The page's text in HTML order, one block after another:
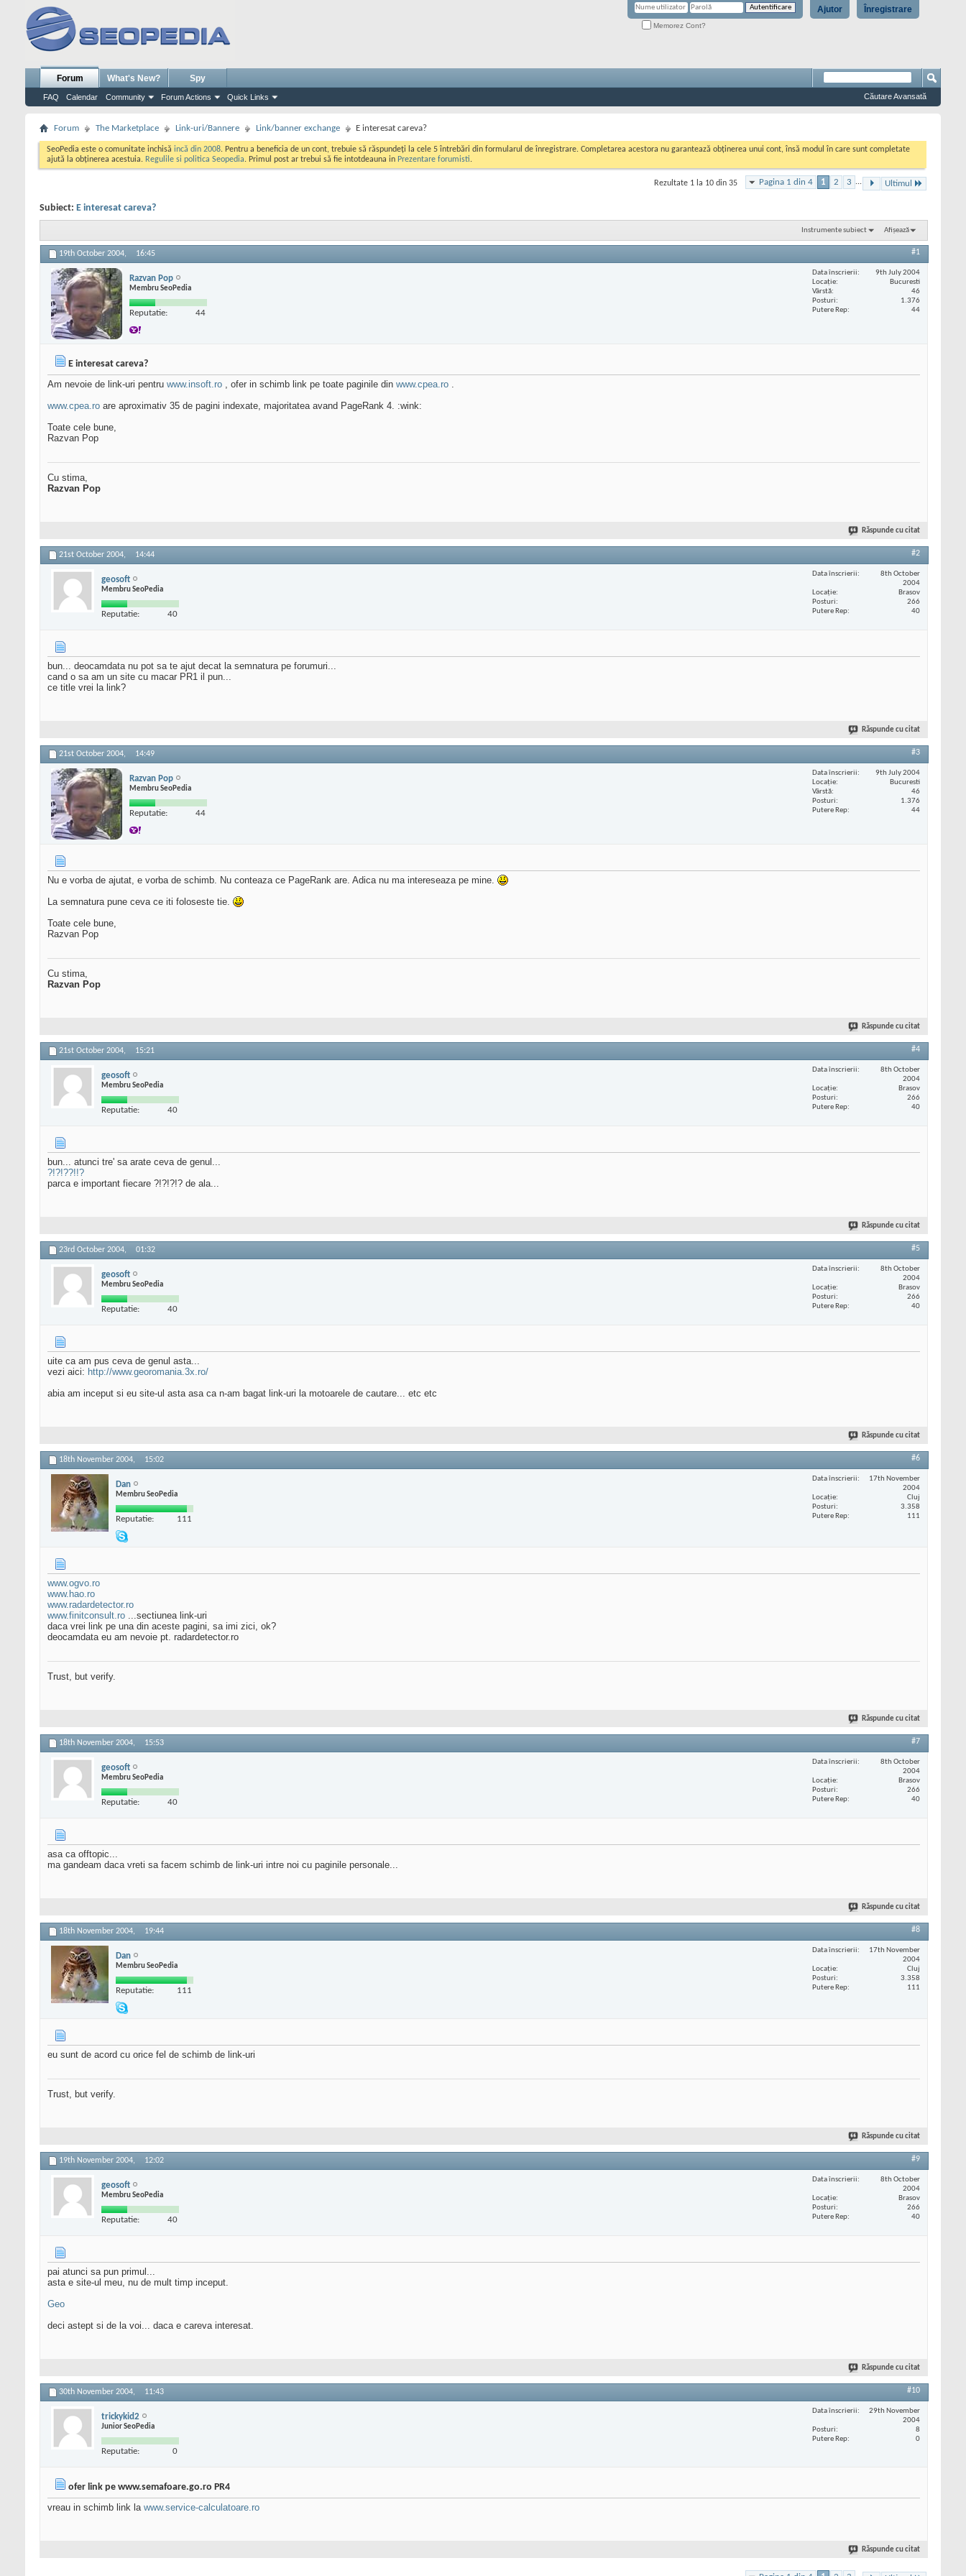
Înregistrare
Ajutor
Memorez Cont?
Forum
FAQ Calendar Community Forum Actions Quick Links
What's New? Spy
Căutare Avansată
Forum The Marketplace Link-uri/Bannere Link/banner exchange E interesat careva?
SeoPedia este o comunitate inchisă incă din 2008. Pentru a beneficia de un cont, trebuie să răspundeți la cele 5 întrebări din formularul de înregistrare. Completarea acestora nu garantează obținerea unui cont, însă modul în care sunt completate
ajută la obținerea acestuia. Regulile si politica Seopedia. Primul post ar trebui să fie intotdeauna in Prezentare forumisti.
Pagina 1 din 4 1 2 3 ... Ultimul
Rezultate 1 la 10 din 35
Subiect: E interesat careva?
Instrumente subiect Afișează
19th October 2004, 16:45 #1
Razvan Pop
Membru SeoPedia
Reputatie: 44
Data înscrierii
9th July 2004
Locaţie
Bucuresti
Vârstă
46
Posturi
1.376
Putere Rep
44
E interesat careva?
Am nevoie de link-uri pentru www.insoft.ro , ofer in schimb link pe toate paginile din www.cpea.ro .
www.cpea.ro are aproximativ 35 de pagini indexate, majoritatea avand PageRank 4. :wink:
Toate cele bune,
Razvan Pop
Cu stima,
Razvan Pop
Răspunde cu citat
21st October 2004, 14:44 #2
geosoft
Membru SeoPedia
Reputatie: 40
Data înscrierii
8th October
2004
Locaţie
Brasov
Posturi
266
Putere Rep
40
bun... deocamdata nu pot sa te ajut decat la semnatura pe forumuri...
cand o sa am un site cu macar PR1 il pun...
ce title vrei la link?
Răspunde cu citat
21st October 2004, 14:49 #3
Razvan Pop
Membru SeoPedia
Reputatie: 44
Data înscrierii
9th July 2004
Locaţie
Bucuresti
Vârstă
46
Posturi
1.376
Putere Rep
44
Nu e vorba de ajutat, e vorba de schimb. Nu conteaza ce PageRank are. Adica nu ma intereseaza pe mine.
La semnatura pune ceva ce iti foloseste tie.
Toate cele bune,
Razvan Pop
Cu stima,
Razvan Pop
Răspunde cu citat
21st October 2004, 15:21 #4
geosoft
Membru SeoPedia
Reputatie: 40
Data înscrierii
8th October
2004
Locaţie
Brasov
Posturi
266
Putere Rep
40
bun... atunci tre' sa arate ceva de genul...
?!?!??!!?
parca e important fiecare ?!?!?!? de ala...
Răspunde cu citat
23rd October 2004, 01:32 #5
geosoft
Membru SeoPedia
Reputatie: 40
Data înscrierii
8th October
2004
Locaţie
Brasov
Posturi
266
Putere Rep
40
uite ca am pus ceva de genul asta...
vezi aici: http://www.georomania.3x.ro/
abia am inceput si eu site-ul asta asa ca n-am bagat link-uri la motoarele de cautare... etc etc
Răspunde cu citat
18th November 2004, 15:02 #6
Dan
Membru SeoPedia
Reputatie: 111
Data înscrierii
17th November
2004
Locaţie
Cluj
Posturi
3.358
Putere Rep
111
www.ogvo.ro
www.hao.ro
www.radardetector.ro
www.finitconsult.ro ...sectiunea link-uri
daca vrei link pe una din aceste pagini, sa imi zici, ok?
deocamdata eu am nevoie pt. radardetector.ro
Trust, but verify.
Răspunde cu citat
18th November 2004, 15:53 #7
geosoft
Membru SeoPedia
Reputatie: 40
Data înscrierii
8th October
2004
Locaţie
Brasov
Posturi
266
Putere Rep
40
asa ca offtopic...
ma gandeam daca vreti sa facem schimb de link-uri intre noi cu paginile personale...
Răspunde cu citat
18th November 2004, 19:44 #8
Dan
Membru SeoPedia
Reputatie: 111
Data înscrierii
17th November
2004
Locaţie
Cluj
Posturi
3.358
Putere Rep
111
eu sunt de acord cu orice fel de schimb de link-uri
Trust, but verify.
Răspunde cu citat
19th November 2004, 12:02 #9
geosoft
Membru SeoPedia
Reputatie: 40
Data înscrierii
8th October
2004
Locaţie
Brasov
Posturi
266
Putere Rep
40
pai atunci sa pun primul...
asta e site-ul meu, nu de mult timp inceput.
Geo
deci astept si de la voi... daca e careva interesat.
Răspunde cu citat
30th November 2004, 11:43 #10
trickykid2
Junior SeoPedia
Reputatie: 0
Data înscrierii
29th November
2004
Posturi
8
Putere Rep
0
ofer link pe www.semafoare.go.ro PR4
vreau in schimb link la www.service-calculatoare.ro
Răspunde cu citat